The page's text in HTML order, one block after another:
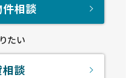
相談
たい
談